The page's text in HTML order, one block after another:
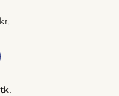
kr.